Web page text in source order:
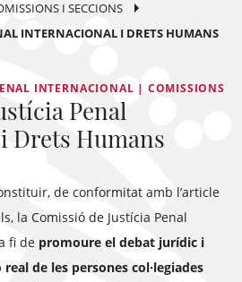
I SECCIONS
INTERNACIONAL I DRETS HUMANS
INTERNACIONAL | COMISSIONS
Penal
Drets Humans
de conformitat amb l’article
la Comissió de Justícia Penal
fi de promoure el debat jurídic i
de les persones col·legiades